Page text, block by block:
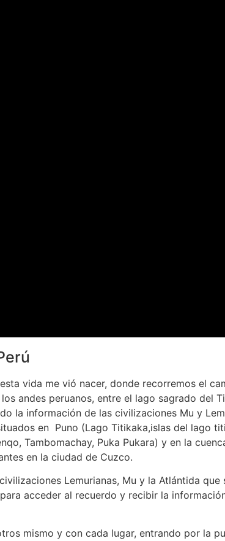
vida me vió nacer, donde recorremos el
andes peruanos, entre el lago sagrado del
la información de las civilizaciones Mu y
en Puno (Lago Titikaka,islas del lago
Tambomachay, Puka Pukara) y en la
en la ciudad de Cuzco.
Lemurianas, Mu y la Atlántida que
acceder al recuerdo y recibir la
mismo y con cada lugar, entrando por la